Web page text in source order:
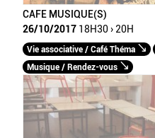
CAFE MUSIQUE(S)
26/10/2017 18H30 › 20H
Vie associative / Café Théma
Musique / Rendez-vous